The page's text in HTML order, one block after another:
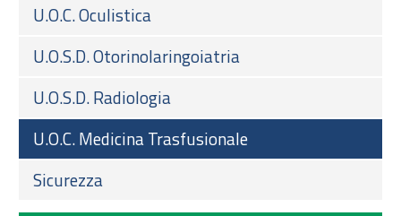
U.O.C. Oculistica
U.O.S.D. Otorinolaringoiatria
U.O.S.D. Radiologia
U.O.C. Medicina Trasfusionale
Sicurezza